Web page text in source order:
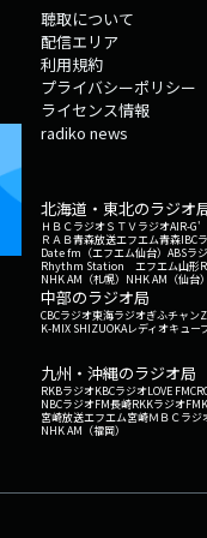
聴取について
配信エリア
利用規約
プライバシーポリシー
ライセンス情報
radiko news
北海道・東北のラジオ
ＨＢＣラジオＳＴＶラジオAIR-G'
ＲＡＢ青森放送エフエム青森IBC
Date fm（エフエム仙台） ABSラ
Rhythm Station エフエム山形
NHK AM（札幌） NHK AM（仙台
中部のラジオ局
CBCラジオ東海ラジオぎふチャン
K-MIX SHIZUOKAレディオキュー
九州・沖縄のラジオ局
RKBラジオKBCラジオLOVE FM
NBCラジオFM長崎RKKラジオ
宮崎放送エフエム宮崎ＭＢＣラジ
NHK AM（福岡）